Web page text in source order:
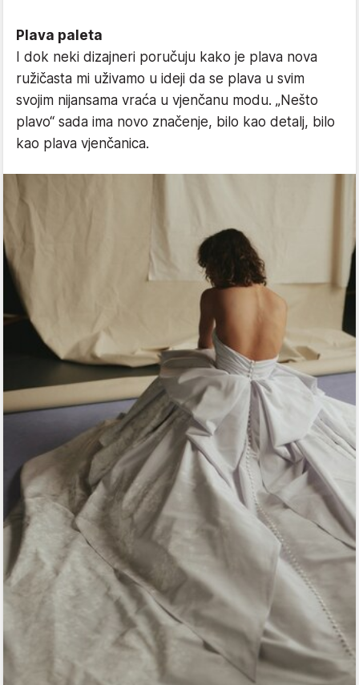
Plava paleta
I dok neki dizajneri poručuju kako je plava nova
ružičasta mi uživamo u ideji da se plava u svim
svojim nijansama vraća u vjenčanu modu. „Nešto
plavo“ sada ima novo značenje, bilo kao detalj, bilo
kao plava vjenčanica.